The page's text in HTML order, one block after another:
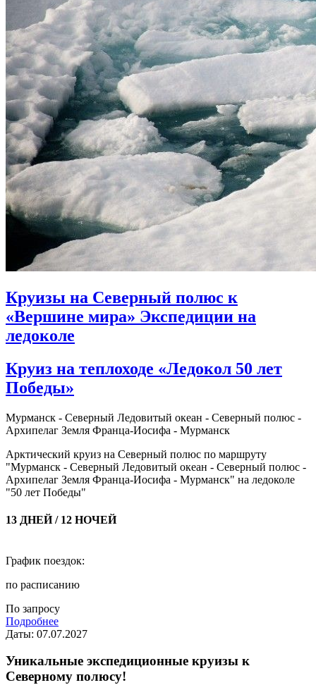
Круизы на Северный полюс к
«Вершине мира» Экспедиции на
ледоколе
Круиз на теплоходе «Ледокол 50 лет
Победы»
Мурманск - Северный Ледовитый океан - Северный полюс -
Архипелаг Земля Франца-Иосифа - Мурманск
Арктический круиз на Северный полюс по маршруту
"Мурманск - Северный Ледовитый океан - Северный полюс -
Архипелаг Земля Франца-Иосифа - Мурманск" на ледоколе
"50 лет Победы"
13 ДНЕЙ / 12 НОЧЕЙ
График поездок:
по расписанию
По запросу
Подробнее
Даты: 07.07.2027
Уникальные экспедиционные круизы к
Северному полюсу!